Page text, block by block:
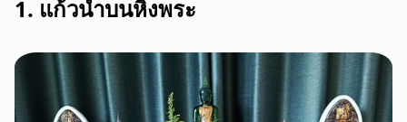
1. แก้วน้ำบนหิ้งพระ